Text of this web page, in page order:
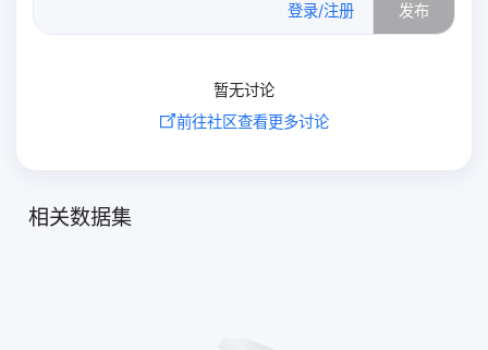
登录/注册 发布
暂无讨论
前往社区查看更多讨论
相关数据集